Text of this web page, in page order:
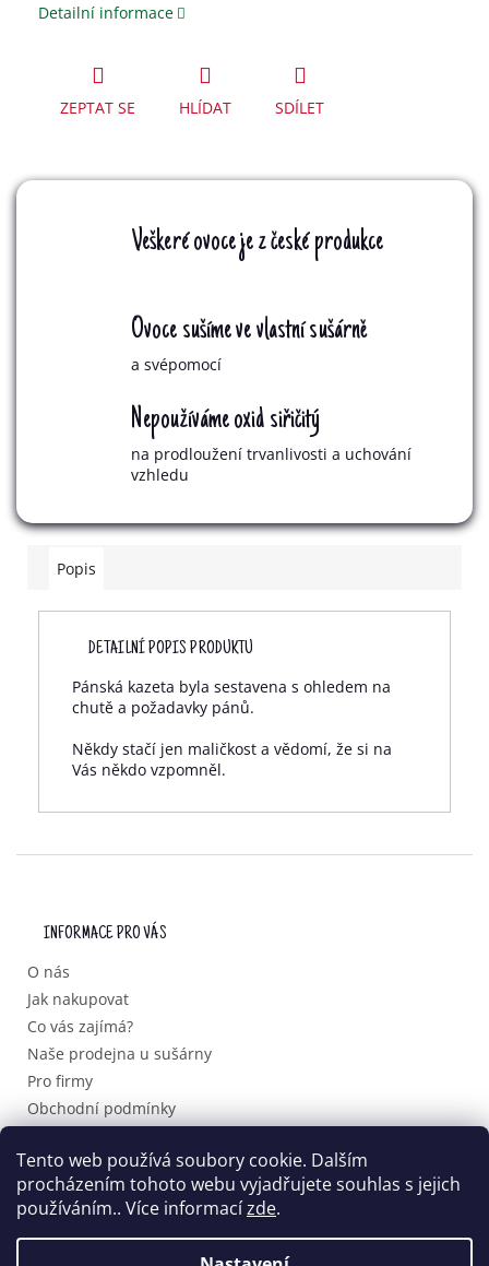
Tento web používá soubory cookie. Dalším
procházením tohoto webu vyjadřujete souhlas s jejich
používáním.. Více informacízde.
Detailní informace
ZEPTAT SE HLÍDAT SDÍLET
Veškeré ovoce je z české produkce
Ovoce sušíme ve vlastní sušárně
a svépomocí
Nepoužíváme oxid siřičitý
na prodloužení trvanlivosti a uchování
vzhledu
Popis
DETAILNÍ POPIS PRODUKTU
Pánská kazeta byla sestavena s ohledem na
chutě a požadavky pánů.
Někdy stačí jen maličkost a vědomí, že si na
Vás někdo vzpomněl.
INFORMACE PRO VÁS
O nás
Jak nakupovat
Co vás zajímá?
Naše prodejna u sušárny
Pro firmy
Obchodní podmínky